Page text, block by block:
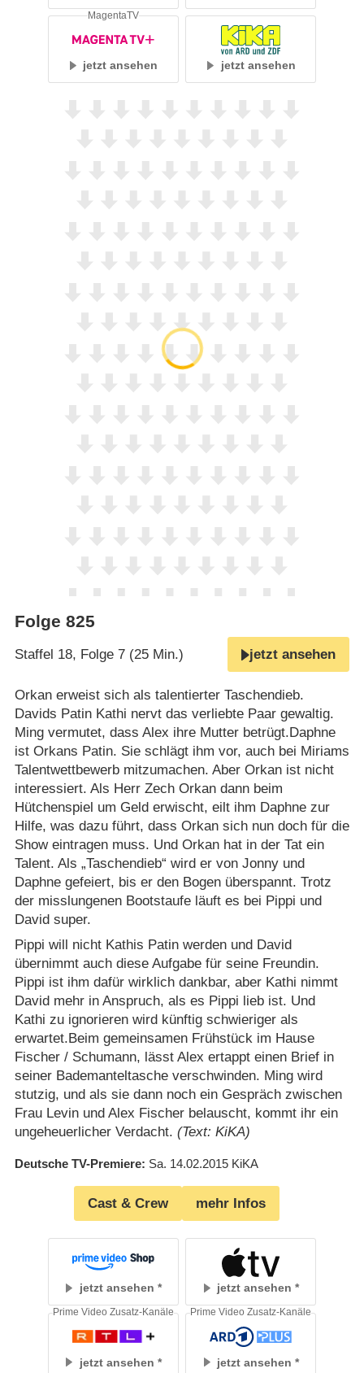
jetzt ansehen
MagentaTV
jetzt ansehen
Folge 825
Staffel 18, Folge 7 (25 Min.) jetzt ansehen
Orkan erweist sich als talentierter Taschendieb.
Davids Patin Kathi nervt das verliebte Paar gewaltig.
Ming vermutet, dass Alex ihre Mutter betrügt.Daphne
ist Orkans Patin. Sie schlägt ihm vor, auch bei Miriams
Talentwettbewerb mitzumachen. Aber Orkan ist nicht
interessiert. Als Herr Zech Orkan dann beim
Hütchenspiel um Geld erwischt, eilt ihm Daphne zur
Hilfe, was dazu führt, dass Orkan sich nun doch für die
Show eintragen muss. Und Orkan hat in der Tat ein
Talent. Als „Taschendieb“ wird er von Jonny und
Daphne gefeiert, bis er den Bogen überspannt. Trotz
der misslungenen Bootstaufe läuft es bei Pippi und
David super.
Pippi will nicht Kathis Patin werden und David
übernimmt auch diese Aufgabe für seine Freundin.
Pippi ist ihm dafür wirklich dankbar, aber Kathi nimmt
David mehr in Anspruch, als es Pippi lieb ist. Und
Kathi zu ignorieren wird künftig schwieriger als
erwartet.Beim gemeinsamen Frühstück im Hause
Fischer /​ Schumann, lässt Alex ertappt einen Brief in
seiner Bademanteltasche verschwinden. Ming wird
stutzig, und als sie dann noch ein Gespräch zwischen
Frau Levin und Alex Fischer belauscht, kommt ihr ein
ungeheuerlicher Verdacht. (Text: KiKA)
Deutsche TV-Premiere Sa. 14.02.2015 KiKA
Cast & Crew mehr Infos
jetzt ansehen jetzt ansehen
jetzt ansehen
Prime Video Zusatz-Kanäle
jetzt ansehen
Prime Video Zusatz-Kanäle